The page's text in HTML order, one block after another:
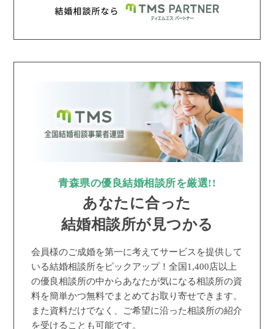
青森県の優良結婚相談所を厳選!!
あなたに合った
結婚相談所が見つかる
会員様のご成婚を第一に考えてサービスを提供して
いる結婚相談所をピックアップ！全国1,400店以上
の優良相談所の中からあなたが気になる相談所の資
料を簡単かつ無料でまとめてお取り寄せできます。
また資料だけでなく、ご希望に沿った相談所の紹介
を受けることも可能です。